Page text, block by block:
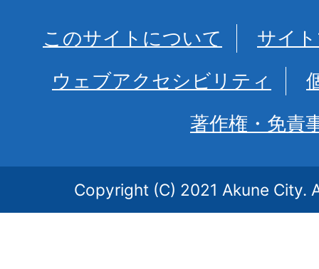
このサイトについて
サイ
ウェブアクセシビリティ
著作権・免責
Copyright (C) 2021 Akune City.